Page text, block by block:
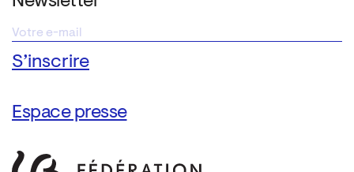
Espace presse